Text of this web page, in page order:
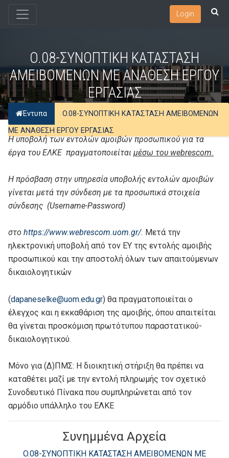
Login
O.08-ΣΥΝΟΠΤΙΚΗ ΚΑΤΑΣΤΑΣΗ
ΑΜΕΙΒΟΜΕΝΩΝ ΜΕ ΑΝΑΘΕΣΗ ΕΡΓΟΥ
ΕΡΓΑΣΙΑΣ
Έντυπα
O.08-ΣΥΝΟΠΤΙΚΗ ΚΑΤΑΣΤΑΣΗ ΑΜΕΙΒΟΜΕΝΩΝ
ΜΕ ΑΝΑΘΕΣΗ ΕΡΓΟΥ ΕΡΓΑΣΙΑΣ
Η υποβολή των εντολών αμοιβών προσωπικού για τα
έργα του ΕΛΚΕ πραγματοποιείται μέσω του webrescom.
Η πρόσβαση στην υπηρεσία υποβολής εντολών αμοιβών
γίνεται μετά την σύνδεση με τα προσωπικά στοιχεία
σύνδεσης (Username-Password)
στο https://www.webrescom.uom.gr/. Μετά την
ηλεκτρονική υποβολή από τον ΕΥ της εντολής αμοιβής
προσωπικού και την αποστολή όλων των απαιτούμενων
δικαιολογητικών
(dapaneselke@uom.edu.gr) θα πραγματοποιείται ο
έλεγχος και η εκκαθάριση της αμοιβής, όπου απαιτείται
θα γίνεται προσκόμιση πρωτότυπου παραστατικού-
δικαιολογητικού.
Μόνο για (Δ)ΠΜΣ: Η διοικητική στήριξη θα πρέπει να
καταθέτει μαζί με την εντολή πληρωμής τον σχετικό
Συνοδευτικό Πίνακα που συμπληρώνεται από τον
αρμόδιο υπάλληλο του ΕΛΚΕ
Συνημμένα Αρχεία
O.08-ΣΥΝΟΠΤΙΚΗ ΚΑΤΑΣΤΑΣΗ ΑΜΕΙΒΟΜΕΝΩΝ ΜΕ